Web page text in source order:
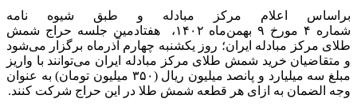
براساس اعلام مرکز مبادله و طبق شیوه نامه
شماره ۴ مورخ ۹ بهمن‌ماه ۱۴۰۲، هفتادمین جلسه حراج شمش
طلای مرکز مبادله ایران؛ روز یکشنبه چهارم آذرماه برگزار می‌شود
و متقاضیان خرید شمش طلای مرکز مبادله ایران می‌توانند با واریز
مبلغ سه میلیارد و پانصد میلیون ریال (۳۵۰ میلیون تومان) به عنوان
وجه الضمان به ازای هر قطعه شمش طلا در این حراج شرکت کنند.